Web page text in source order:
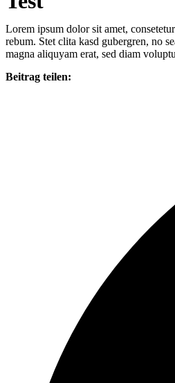
Lorem ipsum dolor sit amet,
rebum. Stet clita kasd gubergren, no
magna aliquyam erat, sed diam
Beitrag teilen: